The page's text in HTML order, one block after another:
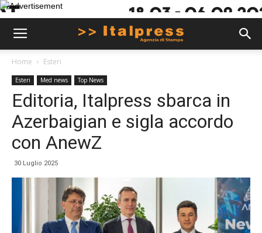
Home Esteri
Esteri Med news Top News
Editoria, Italpress sbarca in
Azerbaigian e sigla accordo
con AnewZ
30 Luglio 2025